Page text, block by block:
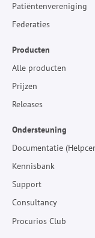
Patiëntenvereniging
Federaties
Producten
Alle producten
Prijzen
Releases
Ondersteuning
Documentatie
Kennisbank
Support
Consultancy
Procurios Club